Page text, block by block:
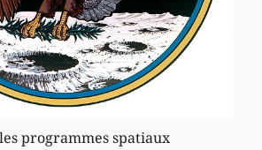
programmes spatiaux